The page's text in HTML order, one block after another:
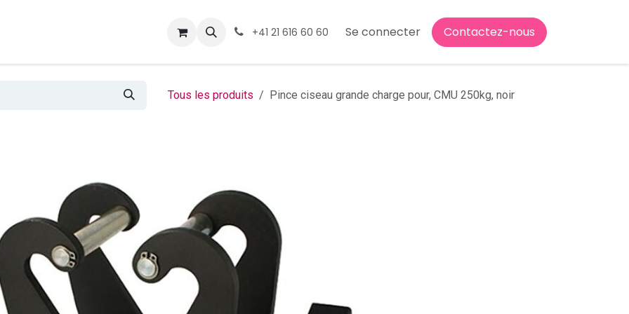
+41 21 616 60 60 Se connecter Contactez-nous
Tous les produits Pince ciseau grande charge pour, CMU 250kg, noir